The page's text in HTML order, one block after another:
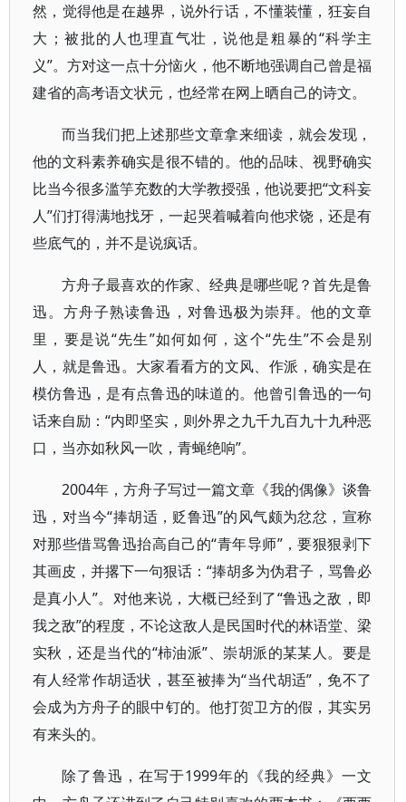
然，觉得他是在越界，说外行话，不懂装懂，狂妄自
大；被批的人也理直气壮，说他是粗暴的“科学主
义”。方对这一点十分恼火，他不断地强调自己曾是福
建省的高考语文状元，也经常在网上晒自己的诗文。
而当我们把上述那些文章拿来细读，就会发现，
他的文科素养确实是很不错的。他的品味、视野确实
比当今很多滥竽充数的大学教授强，他说要把“文科妄
人”们打得满地找牙，一起哭着喊着向他求饶，还是有
些底气的，并不是说疯话。
方舟子最喜欢的作家、经典是哪些呢？首先是鲁
迅。方舟子熟读鲁迅，对鲁迅极为崇拜。他的文章
里，要是说“先生”如何如何，这个“先生”不会是别
人，就是鲁迅。大家看看方的文风、作派，确实是在
模仿鲁迅，是有点鲁迅的味道的。他曾引鲁迅的一句
话来自励：“内即坚实，则外界之九千九百九十九种恶
口，当亦如秋风一吹，青蝇绝响”。
2004年，方舟子写过一篇文章《我的偶像》谈鲁
迅，对当今“捧胡适，贬鲁迅”的风气颇为忿忿，宣称
对那些借骂鲁迅抬高自己的“青年导师”，要狠狠剥下
其画皮，并撂下一句狠话：“捧胡多为伪君子，骂鲁必
是真小人”。对他来说，大概已经到了“鲁迅之敌，即
我之敌”的程度，不论这敌人是民国时代的林语堂、梁
实秋，还是当代的“柿油派”、崇胡派的某某人。要是
有人经常作胡适状，甚至被捧为“当代胡适”，免不了
会成为方舟子的眼中钉的。他打贺卫方的假，其实另
有来头的。
除了鲁迅，在写于1999年的《我的经典》一文